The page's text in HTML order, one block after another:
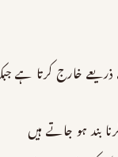
خارج کرتا ہے
بند ہو جاتے ہیں